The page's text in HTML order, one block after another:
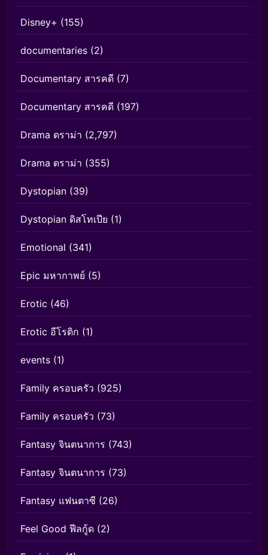
Disney+ (155)
documentaries (2)
Documentary สารคดี (7)
Documentary สารคดี (197)
Drama ดราม่า (2,797)
Drama ดราม่า (355)
Dystopian (39)
Dystopian ดิสโทเปีย (1)
Emotional (341)
Epic มหากาพย์ (5)
Erotic (46)
Erotic อีโรติก (1)
events (1)
Family ครอบครัว (925)
Family ครอบครัว (73)
Fantasy จินตนาการ (743)
Fantasy จินตนาการ (73)
Fantasy แฟนตาซี (26)
Feel Good ฟีลกู้ด (2)